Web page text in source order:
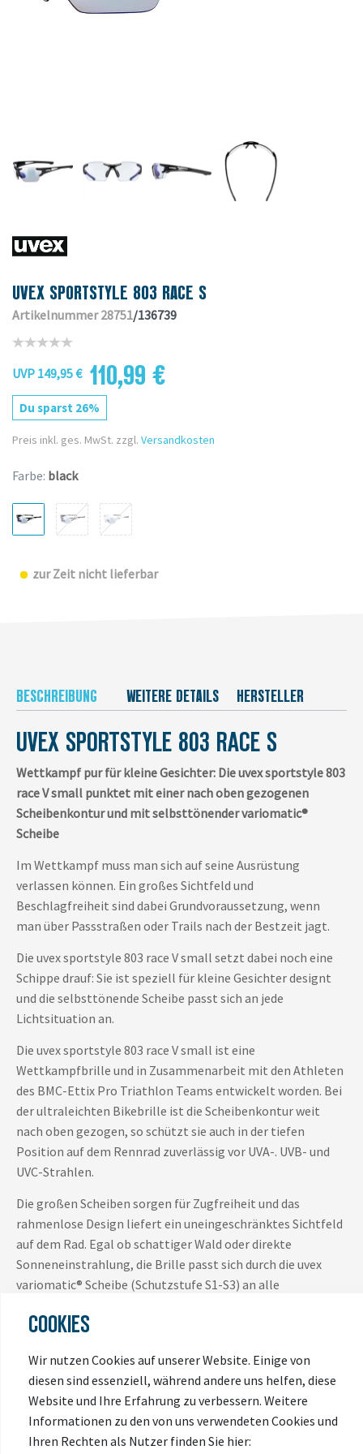
UVEX SPORTSTYLE 803 RACE S
Artikelnummer 28751/136739
UVP 149,95 € 110,99 €
Du sparst 26%
Preis inkl. ges. MwSt. zzgl. Versandkosten
Farbe: black
zur Zeit nicht lieferbar
BESCHREIBUNG WEITERE DETAILS HERSTELLER
UVEX SPORTSTYLE 803 RACE S
Wettkampf pur für kleine Gesichter: Die uvex sportstyle 803
race V small punktet mit einer nach oben gezogenen
Scheibenkontur und mit selbsttönender variomatic®
Scheibe
Im Wettkampf muss man sich auf seine Ausrüstung
verlassen können. Ein großes Sichtfeld und
Beschlagfreiheit sind dabei Grundvoraussetzung, wenn
man über Passstraßen oder Trails nach der Bestzeit jagt.
Die uvex sportstyle 803 race V small setzt dabei noch eine
Schippe drauf: Sie ist speziell für kleine Gesichter designt
und die selbsttönende Scheibe passt sich an jede
Lichtsituation an.
Die uvex sportstyle 803 race V small ist eine
Wettkampfbrille und in Zusammenarbeit mit den Athleten
des BMC-Ettix Pro Triathlon Teams entwickelt worden. Bei
der ultraleichten Bikebrille ist die Scheibenkontur weit
nach oben gezogen, so schützt sie auch in der tiefen
Position auf dem Rennrad zuverlässig vor UVA-. UVB- und
UVC-Strahlen.
Die großen Scheiben sorgen für Zugfreiheit und das
rahmenlose Design liefert ein uneingeschränktes Sichtfeld
auf dem Rad. Egal ob schattiger Wald oder direkte
Sonneneinstrahlung, die Brille passt sich durch die uvex
variomatic® Scheibe (Schutzstufe S1-S3) an alle
Eine integrierte Scheibenlüftung unterstützt außerdem die
Beschlagfreiheit der Scheiben auf steilen Anstiegen oder
kurzen Pausen. Dank anpassbaren Ohren- und Nasenbügeln
ist sie individualisierbar.
Besonderheiten: variomatic®-Scheibentechnologie,
litemirror Scheiben, anpassbare Nasen- und Ohrenbügel,
COOKIES
Wir nutzen Cookies auf unserer Website. Einige von
diesen sind essenziell, während andere uns helfen, diese
Website und Ihre Erfahrung zu verbessern. Weitere
Informationen zu den von uns verwendeten Cookies und
Ihren Rechten als Nutzer finden Sie hier: